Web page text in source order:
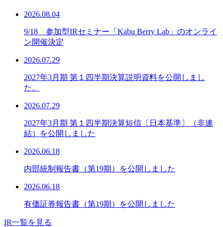
2026.08.04
9/18 参加型IRセミナー「Kabu Berry Lab」のオンライ
ン開催決定
2026.07.29
2027年3月期 第１四半期決算説明資料を公開しまし
た。
2026.07.29
2027年3月期 第１四半期決算短信〔日本基準〕（非連
結）を公開しました
2026.06.18
内部統制報告書（第19期）を公開しました
2026.06.18
有価証券報告書（第19期）を公開しました
IR一覧を見る